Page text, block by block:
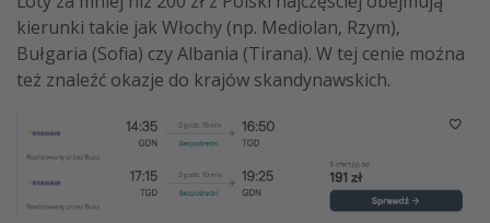
kierunki takie jak Włochy (np. Mediolan, Rzym),
Bułgaria (Sofia) czy Albania (Tirana). W tej cenie można
też znaleźć okazje do krajów skandynawskich.